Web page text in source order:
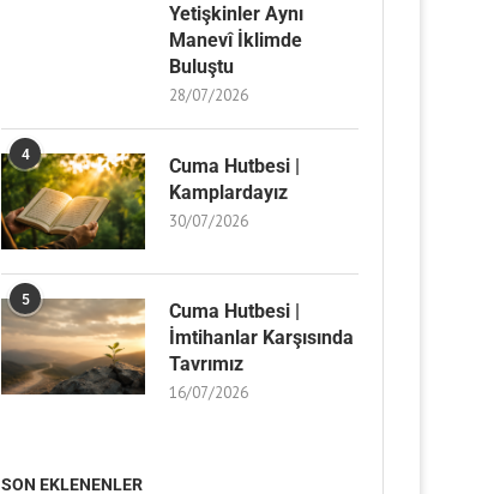
Yetişkinler Aynı
Manevî İklimde
Buluştu
28/07/2026
4
Cuma Hutbesi |
Kamplardayız
30/07/2026
5
Cuma Hutbesi |
İmtihanlar Karşısında
Tavrımız
16/07/2026
SON EKLENENLER